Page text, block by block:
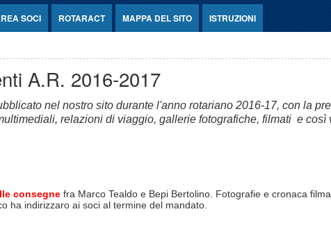
SOCI ROTARACT MAPPA DEL SITO ISTRUZIONI
A.R. 2016-2017
nel nostro sito durante l'anno rotariano 2016-17, con la
relazioni di viaggio, gallerie fotografiche, filmati e così
consegne fra Marco Tealdo e Bepi Bertolino. Fotografie e cronaca
ha indirizzaro ai soci al termine del mandato.